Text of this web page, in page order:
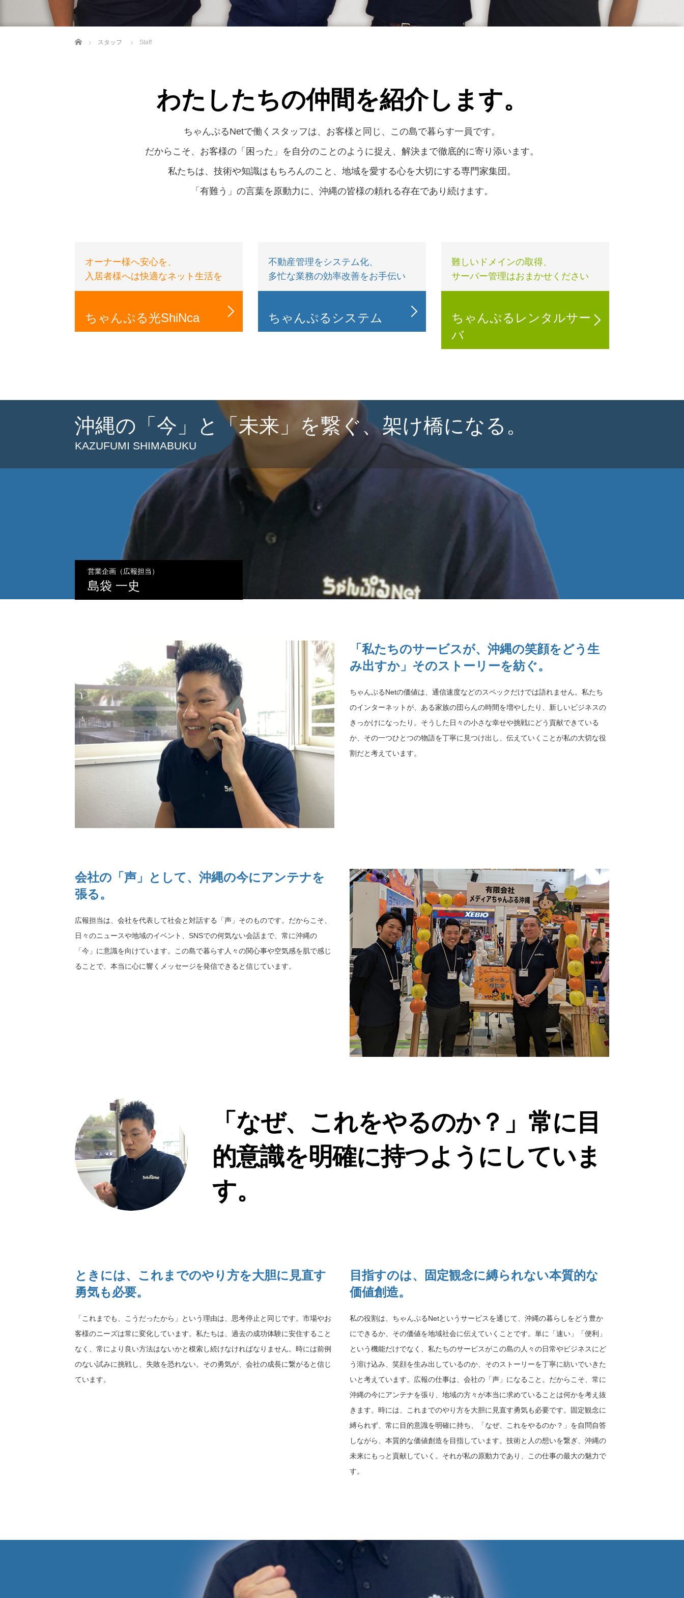
ホーム スタッフ Staff
わたしたちの仲間を紹介します。
ちゃんぷるNetで働くスタッフは、お客様と同じ、この島で暮らす一員です。
だからこそ、お客様の「困った」を自分のことのように捉え、解決まで徹底的に寄り添います。
私たちは、技術や知識はもちろんのこと、地域を愛する心を大切にする専門家集団。
「有難う」の言葉を原動力に、沖縄の皆様の頼れる存在であり続けます。
オーナー様へ安心を、
入居者様へは快適なネット生活を
ちゃんぷる光ShiNca
不動産管理をシステム化、
多忙な業務の効率改善をお手伝い
ちゃんぷるシステム
難しいドメインの取得、
サーバー管理はおまかせください
ちゃんぷるレンタルサー
バ
沖縄の「今」と「未来」を繋ぐ、架け橋になる。
KAZUFUMI SHIMABUKU
営業企画（広報担当）
島袋 一史
「私たちのサービスが、沖縄の笑顔をどう生
み出すか」そのストーリーを紡ぐ。
ちゃんぷるNetの価値は、通信速度などのスペックだけでは語れません。私たち
のインターネットが、ある家族の団らんの時間を増やしたり、新しいビジネスの
きっかけになったり。そうした日々の小さな幸せや挑戦にどう貢献できている
か、その一つひとつの物語を丁寧に見つけ出し、伝えていくことが私の大切な役
割だと考えています。
会社の「声」として、沖縄の今にアンテナを
張る。
広報担当は、会社を代表して社会と対話する「声」そのものです。だからこそ、
日々のニュースや地域のイベント、SNSでの何気ない会話まで、常に沖縄の
「今」に意識を向けています。この島で暮らす人々の関心事や空気感を肌で感じ
ることで、本当に心に響くメッセージを発信できると信じています。
「なぜ、これをやるのか？」常に目
的意識を明確に持つようにしていま
す。
ときには、これまでのやり方を大胆に見直す
勇気も必要。
「これまでも、こうだったから」という理由は、思考停止と同じです。市場やお
客様のニーズは常に変化しています。私たちは、過去の成功体験に安住すること
なく、常により良い方法はないかと模索し続けなければなりません。時には前例
のない試みに挑戦し、失敗を恐れない。その勇気が、会社の成長に繋がると信じ
ています。
目指すのは、固定観念に縛られない本質的な
価値創造。
私の役割は、ちゃんぷるNetというサービスを通じて、沖縄の暮らしをどう豊か
にできるか、その価値を地域社会に伝えていくことです。単に「速い」「便利」
という機能だけでなく、私たちのサービスがこの島の人々の日常やビジネスにど
う溶け込み、笑顔を生み出しているのか、そのストーリーを丁寧に紡いでいきた
いと考えています。広報の仕事は、会社の「声」になること。だからこそ、常に
沖縄の今にアンテナを張り、地域の方々が本当に求めていることは何かを考え抜
きます。時には、これまでのやり方を大胆に見直す勇気も必要です。固定観念に
縛られず、常に目的意識を明確に持ち、「なぜ、これをやるのか？」を自問自答
しながら、本質的な価値創造を目指しています。技術と人の想いを繋ぎ、沖縄の
未来にもっと貢献していく。それが私の原動力であり、この仕事の最大の魅力で
す。